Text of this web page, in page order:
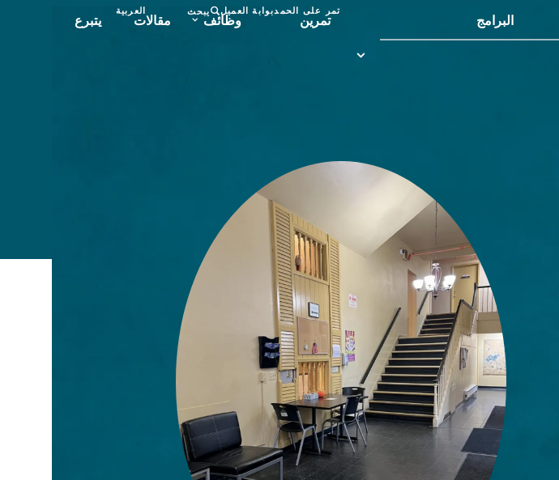
تمر على الحمدبوابة العميل يبحث العربية
البرامج
تمرين
تمرين
وظائف مقالات يتبرع